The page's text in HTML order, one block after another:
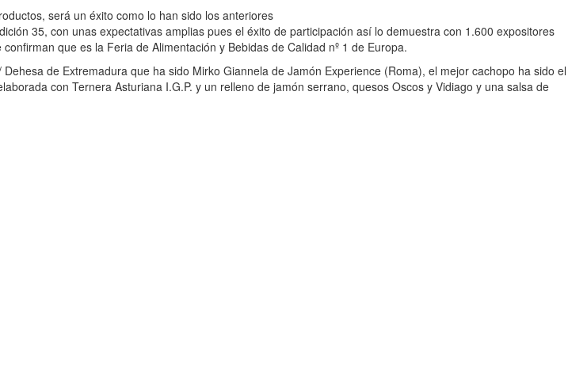
será un éxito como lo han sido los anteriores
35, con unas expectativas amplias pues el éxito de participación así lo demuestra con 1.600 expositores
que es la Feria de Alimentación y Bebidas de Calidad nº 1 de Europa.
de Extremadura que ha sido Mirko Giannela de Jamón Experience (Roma), el mejor cachopo ha sido el
con Ternera Asturiana I.G.P. y un relleno de jamón serrano, quesos Oscos y Vidiago y una salsa de